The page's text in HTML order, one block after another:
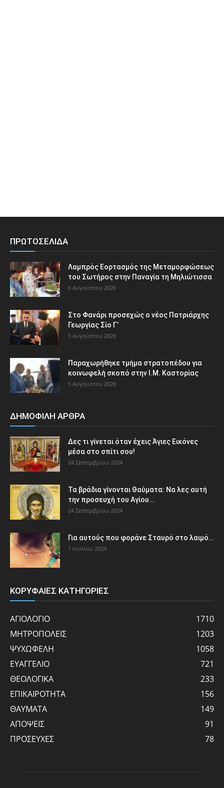
ΠΡΩΤΟΣΕΛΙΔΑ
Λαμπρός Εορτασμός της Μεταμορφώσεως
του Σωτήρος στην Παναγία τη Μηλιώτισσα
6 Αυγούστου 2026
Στο Φανάρι προσεχώς ο νέος Πατριάρχης
Γεωργίας Σίο Γ’
5 Αυγούστου 2026
Παραχωρήθηκε τμήμα στρατοπέδου για
κοινωφελή σκοπό στην Ι.Μ. Καστορίας
5 Αυγούστου 2026
ΔΗΜΟΦΙΛΗ ΑΡΘΡΑ
Δες τι γίνεται όταν έχεις Άγιες Εικόνες
μέσα στο σπίτι σου!
24 Σεπτεμβρίου 2024
Τα βράδια γίνονται Θαύματα: Να λες αυτή
την προσευχή του Αγίου...
24 Σεπτεμβρίου 2024
Για αυτούς που φοράνε Σταυρό στο λαιμό…
1 Ιουλίου 2024
ΚΟΡΥΦΑΙΕΣ ΚΑΤΗΓΟΡΙΕΣ
ΑΓΙΟΛΟΓΙΟ
1710
ΜΗΤΡΟΠΟΛΕΙΣ
1203
ΨΥΧΩΦΕΛΗ
1058
ΕΥΑΓΓΕΛΙΟ
721
ΘΕΟΛΟΓΙΚΑ
233
ΕΠΙΚΑΙΡΟΤΗΤΑ
156
ΘΑΥΜΑΤΑ
149
ΑΠΟΨΕΙΣ
91
ΠΡΟΣΕΥΧΕΣ
78